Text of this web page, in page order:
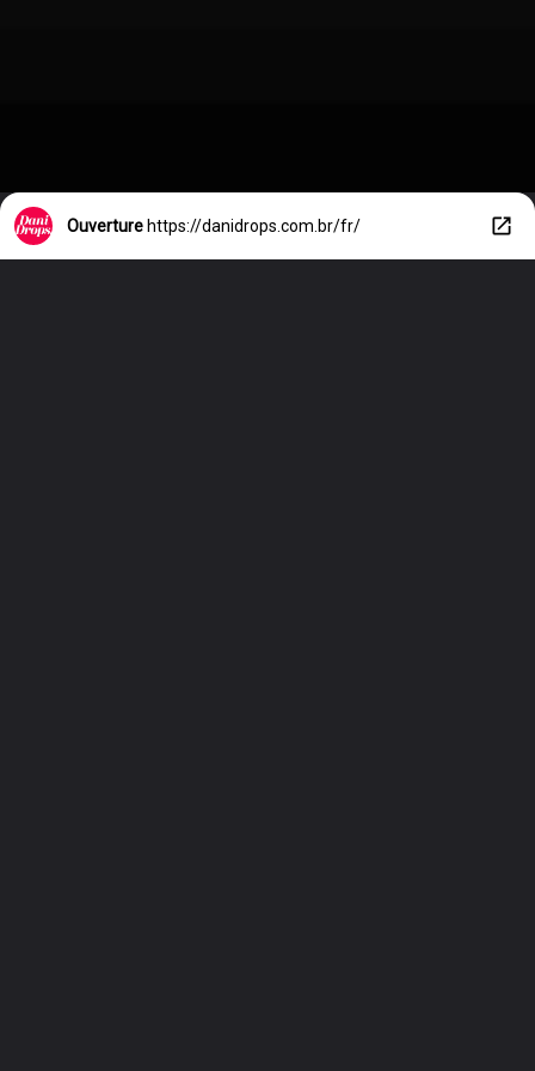
Ouverture https://danidrops.com.br/fr/